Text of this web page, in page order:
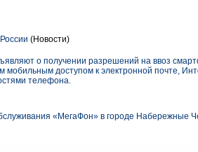
(Новости)
о получении разрешений на ввоз
мобильным доступом к электронной почте,
телефона.
«МегаФон» в городе Набережные